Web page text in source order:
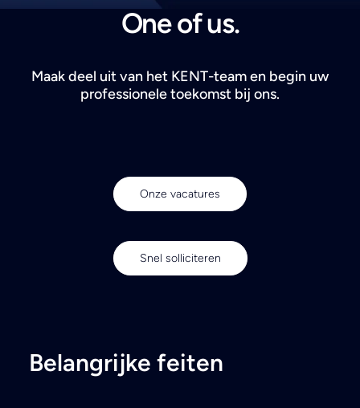
One of us.
Maak deel uit van het KENT-team en begin uw
professionele toekomst bij ons.
Onze vacatures
Snel solliciteren
Belangrijke feiten